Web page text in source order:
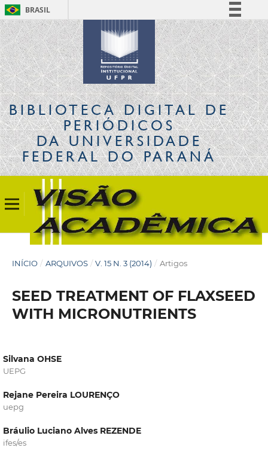
BRASIL
Simplifique!
Comunica BR
Participe
Acesso à informação
Legislação
Canais
BIBLIOTECA DIGITALDE
PERIÓDICOS
DA UNIVERSIDADE
FEDERAL DO PARANÁ
INÍCIO / ARQUIVOS / V. 15 N. 3 (2014) / Artigos
SEED TREATMENT OF FLAXSEED
WITH MICRONUTRIENTS
Silvana OHSE
UEPG
Rejane Pereira LOURENÇO
uepg
Bráulio Luciano Alves REZENDE
ifes/es